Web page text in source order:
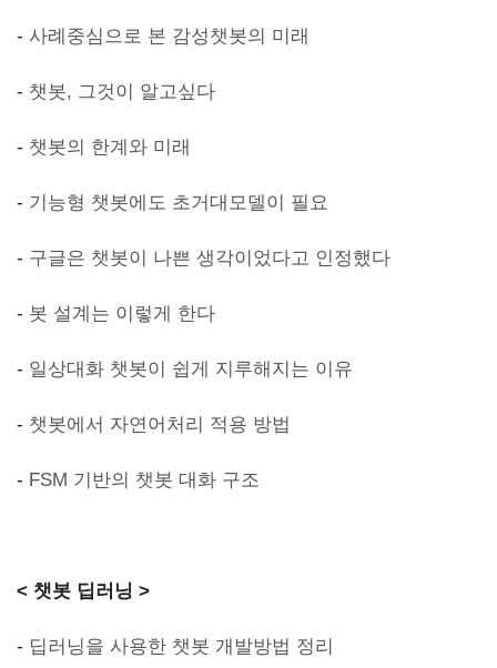
- 사례중심으로 본 감성챗봇의 미래
- 챗봇, 그것이 알고싶다
- 챗봇의 한계와 미래
- 기능형 챗봇에도 초거대모델이 필요
- 구글은 챗봇이 나쁜 생각이었다고 인정했다
- 봇 설계는 이렇게 한다
- 일상대화 챗봇이 쉽게 지루해지는 이유
- 챗봇에서 자연어처리 적용 방법
- FSM 기반의 챗봇 대화 구조
< 챗봇 딥러닝 >
- 딥러닝을 사용한 챗봇 개발방법 정리